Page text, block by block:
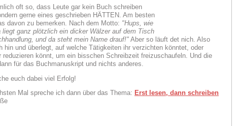
oft so, dass Leute gar kein Buch schreiben
gerne eines geschrieben HÄTTEN. Am besten
davon zu bemerken. Nach dem Motto: "Hups, wie
liegt ganz plötzlich ein dicker Wälzer auf dem Tisch
und da steht mein Name drauf!"Aber so läuft det nich. Also
hin und überlegt, auf welche Tätigkeiten ihr verzichten könntet, oder
reduzieren könnt, um ein bisschen Schreibzeit freizuschaufeln. Und die
für das Buchmanuskript und nichts anderes.
euch dabei viel Erfolg!
Mal spreche ich dann über das Thema: Erst lesen, dann schreiben